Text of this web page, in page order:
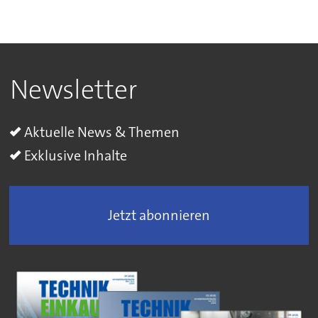
Newsletter
Aktuelle News & Themen
Exklusive Inhalte
Jetzt abonnieren